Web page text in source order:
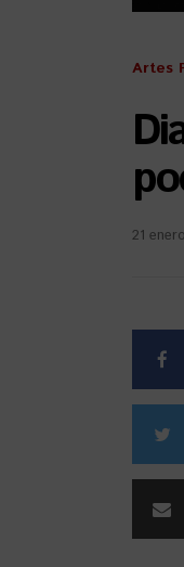
Artes
21